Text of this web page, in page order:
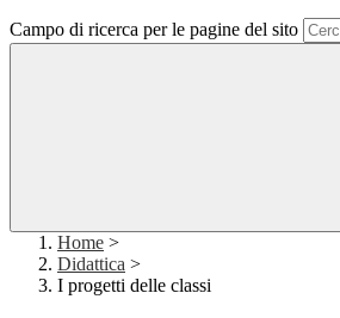
Campo di ricerca per le pagine del sito
Home >
Didattica >
I progetti delle classi